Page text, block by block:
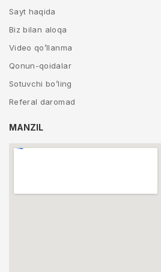
Sayt haqida
Biz bilan aloqa
Video qo’llanma
Qonun-qoidalar
Sotuvchi bo’ling
Referal daromad
MANZIL